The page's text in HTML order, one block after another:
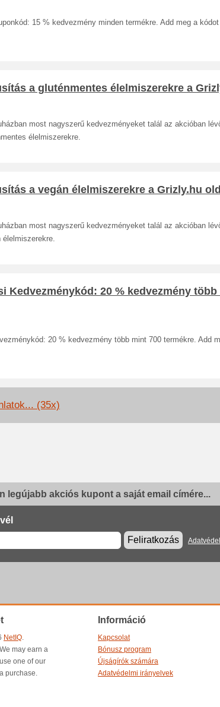
15 % kedvezmény minden termékre. Add meg a
a gluténmentes élelmiszerekre a
most nagyszerű kedvezményeket talál az akcióban
élelmiszerekre.
a vegán élelmiszerekre a Grizly.hu
most nagyszerű kedvezményeket talál az akcióban
élelmiszerekre.
Kedvezménykód: 20 % kedvezmény
20 % kedvezmény több mint 700 termékre. Add
(35x)
legújabb akciós kupont a saját email címére...
Feliratkozás
NetIQ.
may earn a
one of our
purchase.
Információ
Kapcsolat
Bónusz program
Újságírók számára
Adatvédelmi irányelvek